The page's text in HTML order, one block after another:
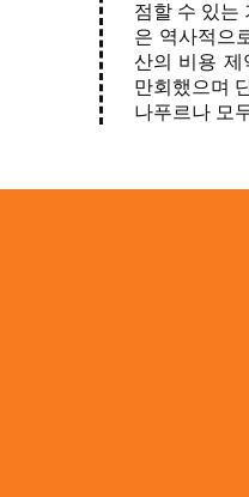
점할 수 있는
은 역사적으
산의 비용 제
만회했으며
나푸르나 모